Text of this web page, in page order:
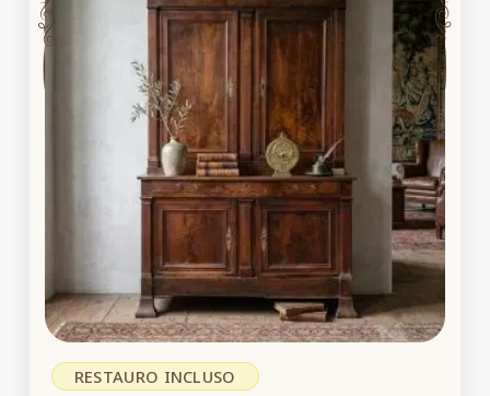
RESTAURO INCLUSO